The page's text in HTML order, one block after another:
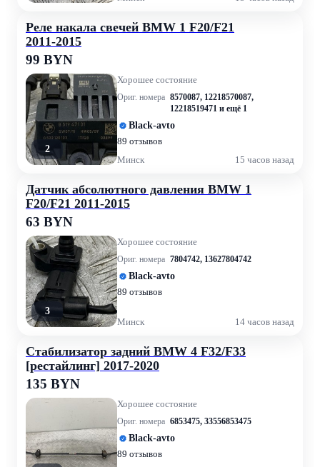
Реле накала свечей BMW 1 F20/F21
2011-2015
99 BYN
2
Хорошее состояние
Ориг. номера 8570087, 12218570087,
12218519471 и ещё 1
Black-avto
89 отзывов
Минск
15 часов назад
Датчик абсолютного давления BMW 1
F20/F21 2011-2015
63 BYN
3
Хорошее состояние
Ориг. номера 7804742, 13627804742
Black-avto
89 отзывов
Минск 14 часов назад
Стабилизатор задний BMW 4 F32/F33
[рестайлинг] 2017-2020
135 BYN
Хорошее состояние
Ориг. номера 6853475, 33556853475
Black-avto
89 отзывов